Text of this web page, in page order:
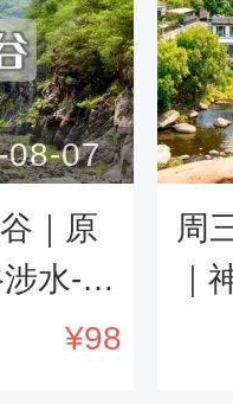
｜原
水-最
外线
08-07
¥98
周
｜